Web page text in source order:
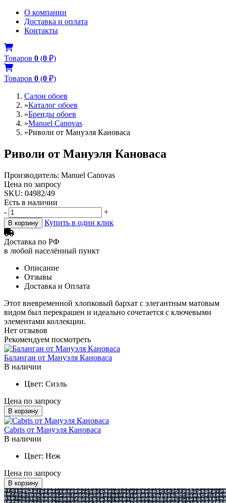
О компании
Доставка и оплата
Контакты
Товаров 0 (0 ₽)
Товаров 0 (0 ₽)
Салон обоев
»Каталог обоев
»Бренды обоев
»Manuel Canovas
»Риволи от Мануэля Кановаса
Риволи от Мануэля Кановаса
Производитель: Manuel Canovas
Цена по запросу
SKU: 04982/49
Есть в наличии
-
+
В корзину Купить в один клик
Доставка по РФ
в любой населённый пункт
Описание
Отзывы
Доставка и Оплата
Этот вневременной хлопковый бархат с элегантным матовым
видом был перекрашен и идеально сочетается с ключевыми
элементами коллекции.
Нет отзывов
Рекомендуем посмотреть
Баланган от Мануэля Кановаса
В наличии
Цвет: Сиэль
Цена по запросу
В корзину
Cabris от Мануэля Кановаса
В наличии
Цвет: Неж
Цена по запросу
В корзину